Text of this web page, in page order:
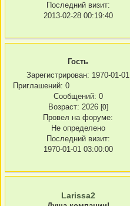
Последний визит:
2013-02-28 00:19:40
Гость
Зарегистрирован: 1970-01-01
Приглашений: 0
Сообщений: 0
Возраст: 2026 [0]
Провел на форуме:
Не определено
Последний визит:
1970-01-01 03:00:00
Larissa2